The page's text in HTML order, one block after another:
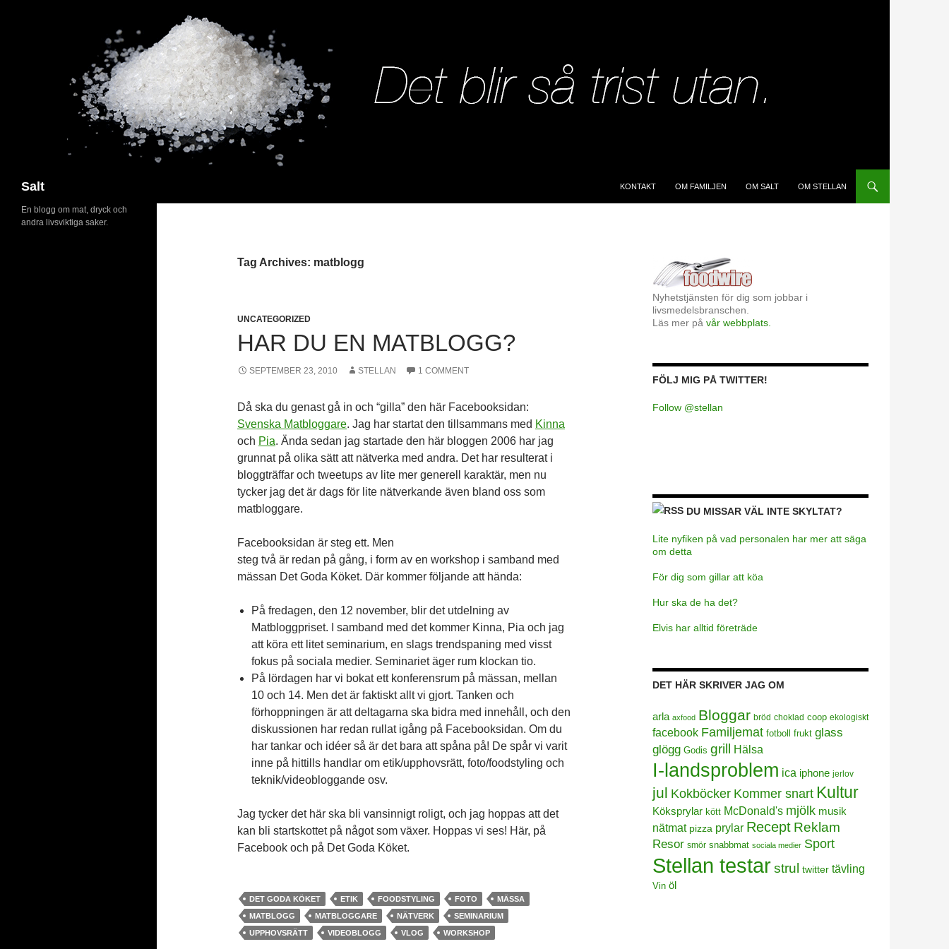
Salt
KONTAKT
OM FAMILJEN OM SALT OM STELLAN
Tag Archives: matblogg
UNCATEGORIZED
HAR DU EN MATBLOGG?
SEPTEMBER 23, 2010 STELLAN 1 COMMENT
Då ska du genast gå in och “gilla” den här Facebooksidan:
Svenska Matbloggare. Jag har startat den tillsammans med Kinna
och Pia. Ända sedan jag startade den här bloggen 2006 har jag
grunnat på olika sätt att nätverka med andra. Det har resulterat i
bloggträffar och tweetups av lite mer generell karaktär, men nu
tycker jag det är dags för lite nätverkande även bland oss som
matbloggare.
Facebooksidan är steg ett. Men
steg två är redan på gång, i form av en workshop i samband med
mässan Det Goda Köket. Där kommer följande att hända:
På fredagen, den 12 november, blir det utdelning av
Matbloggpriset. I samband med det kommer Kinna, Pia och jag
att köra ett litet seminarium, en slags trendspaning med visst
fokus på sociala medier. Seminariet äger rum klockan tio.
På lördagen har vi bokat ett konferensrum på mässan, mellan
10 och 14. Men det är faktiskt allt vi gjort. Tanken och
förhoppningen är att deltagarna ska bidra med innehåll, och den
diskussionen har redan rullat igång på Facebooksidan. Om du
har tankar och idéer så är det bara att spåna på! De spår vi varit
inne på hittills handlar om etik/upphovsrätt, foto/foodstyling och
teknik/videobloggande osv.
Jag tycker det här ska bli vansinnigt roligt, och jag hoppas att det
kan bli startskottet på något som växer. Hoppas vi ses! Här, på
Facebook och på Det Goda Köket.
DET GODA KÖKET ETIK FOODSTYLING FOTO
MÄSSA
MATBLOGG
MATBLOGGARE NÄTVERK
SEMINARIUM
UPPHOVSRÄTT
VIDEOBLOGG VLOG WORKSHOP
Nyhetstjänsten för dig som jobbar i
livsmedelsbranschen.
Läs mer på vår webbplats.
FÖLJ MIG PÅ TWITTER!
Follow @stellan
DU MISSAR VÄL INTE SKYLTAT?
Lite nyfiken på vad personalen har mer att säga
om detta
För dig som gillar att köa
Hur ska de ha det?
Elvis har alltid företräde
DET HÄR SKRIVER JAG OM
arla axfood Bloggar bröd choklad coop ekologiskt
facebook Familjemat fotboll frukt glass
glögg Godis grill Hälsa
I-landsproblem ica iphone jerlov
jul Kokböcker Kommer snart Kultur
Köksprylar kött McDonald's mjölk musik
nätmat pizza prylar Recept Reklam
Resor smör snabbmat sociala medier Sport
Stellan testarstrul twitter tävling
Vin öl
En blogg om mat, dryck och
andra livsviktiga saker.